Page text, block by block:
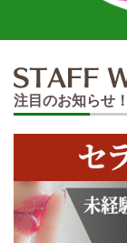
注目のお知らせ！